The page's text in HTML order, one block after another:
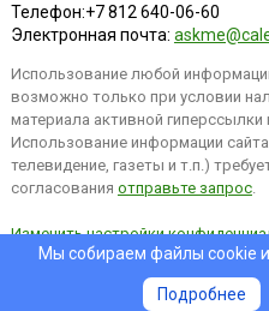
Телефон:+7 812 640-06-60
Электронная почта:
Использование любой
возможно только при условии
материала активной гиперссылки
Использование информации
телевидение, газеты и т.п.)
согласования отправьте запрос.
Изменить настройки
EEA).Мы собираем файлы cookie
Подробнее